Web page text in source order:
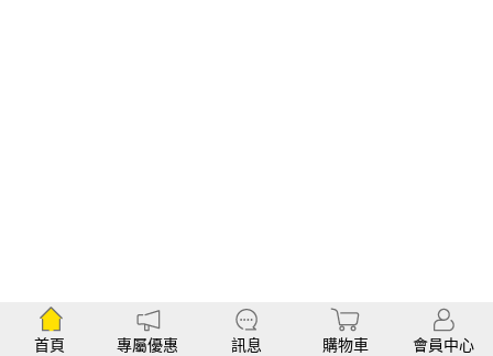
首頁 專屬優惠 訊息 購物車 會員中心